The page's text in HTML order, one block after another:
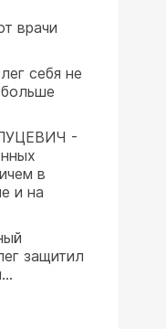
врачи
себя не
ЛУЦЕВИЧ -
в
и на
защитил